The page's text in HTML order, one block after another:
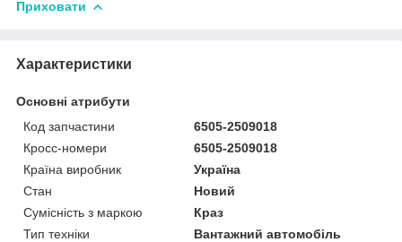
Приховати
Характеристики
Основні атрибути
Код запчастини
6505-2509018
Кросс-номери
6505-2509018
Країна виробник
Україна
Стан
Новий
Сумісність з маркою
Краз
Тип техніки
Вантажний автомобіль